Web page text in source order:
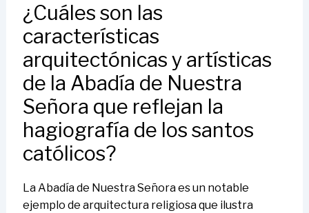
¿Cuáles son las
características
arquitectónicas y artísticas
de la Abadía de Nuestra
Señora que reflejan la
hagiografía de los santos
católicos?
La Abadía de Nuestra Señora es un notable
ejemplo de arquitectura religiosa que ilustra